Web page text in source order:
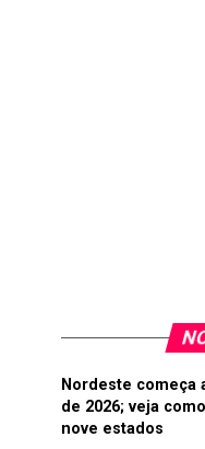
Nordeste começa
de 2026; veja
nove estados